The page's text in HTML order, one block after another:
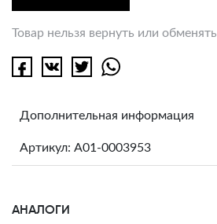
Товар нельзя вернуть или обменять
Дополнительная информация
Артикул: A01-0003953
АНАЛОГИ